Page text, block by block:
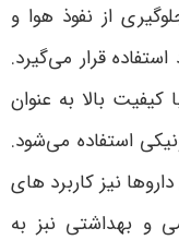
از نفوذ هوا و
قرار می‌گیرد.
بالا به عنوان
استفاده می‌شود.
نیز کاربرد های
و بهداشتی نبز به